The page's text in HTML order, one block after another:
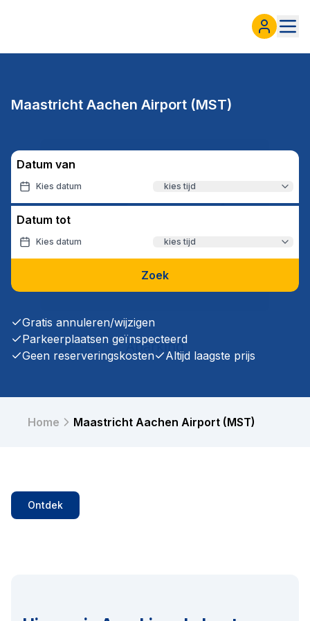
Maastricht Aachen Airport (MST)
Datum van
Kies datum kies tijd
Datum tot
Kies datum kies tijd
Zoek
Gratis annuleren/wijzigen
Parkeerplaatsen geïnspecteerd
Geen reserveringskosten
Altijd laagste prijs
Home Maastricht Aachen Airport (MST)
Ontdek